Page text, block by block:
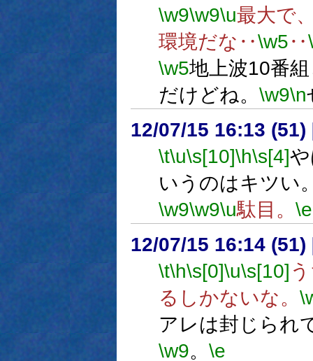
\w9\w9\u最大で
環境だな‥\w5‥
\w5地上波10番
だけどね。 \w9\n
12/07/15 16:13 (51)
\t\u\s[10]\h\s[4]
いうのはキツい
\w9\w9\u駄目。 \e
12/07/15 16:14 (51)
\t\h\s[0]\u\s[10]
るしかないな。
アレは封じられ
\w9。 \e